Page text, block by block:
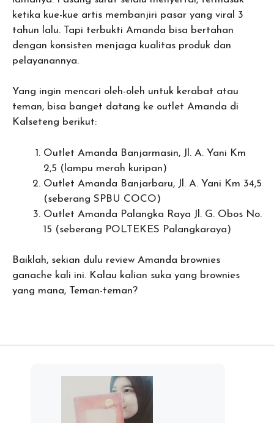
ketika kue-kue artis membanjiri pasar yang viral 3
tahun lalu. Tapi terbukti Amanda bisa bertahan
dengan konsisten menjaga kualitas produk dan
pelayanannya.
Yang ingin mencari oleh-oleh untuk kerabat atau
teman, bisa banget datang ke outlet Amanda di
Kalseteng berikut:
Outlet Amanda Banjarmasin, Jl. A. Yani Km
2,5 (lampu merah kuripan)
Outlet Amanda Banjarbaru, Jl. A. Yani Km 34,5
(seberang SPBU COCO)
Outlet Amanda Palangka Raya Jl. G. Obos No.
15 (seberang POLTEKES Palangkaraya)
Baiklah, sekian dulu review Amanda brownies
ganache kali ini. Kalau kalian suka yang brownies
yang mana, Teman-teman?